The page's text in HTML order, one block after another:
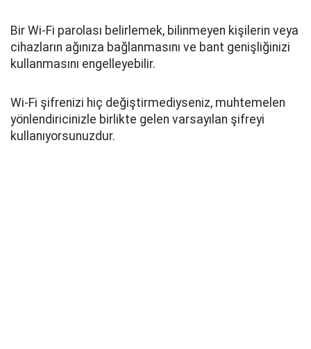
Bir Wi-Fi parolası belirlemek, bilinmeyen kişilerin veya
cihazların ağınıza bağlanmasını ve bant genişliğinizi
kullanmasını engelleyebilir.
Wi-Fi şifrenizi hiç değiştirmediyseniz, muhtemelen
yönlendiricinizle birlikte gelen varsayılan şifreyi
kullanıyorsunuzdur.